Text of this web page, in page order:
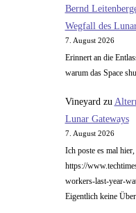
Bernd
Wegfall des
7. August 2026
Erinnert an die
warum das Space
Vineyard zu
Lunar Gateways
7. August 2026
Ich poste es mal
https://
workers-last-year-
Eigentlich keine